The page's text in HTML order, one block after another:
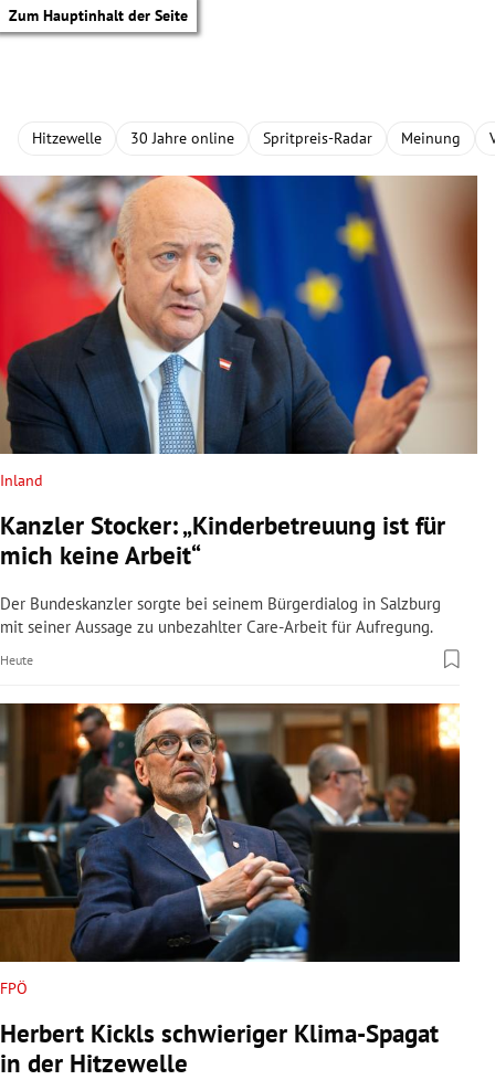
Zum Hauptinhalt der Seite
Untermenü
Untermenü
Untermenü
Untermenü
Untermenü
Untermenü
Untermenü
Untermenü
Hitzewelle 30 Jahre online Spritpreis-Radar Meinung
Inland
Kanzler Stocker: „Kinderbetreuung ist für
mich keine Arbeit“
Der Bundeskanzler sorgte bei seinem Bürgerdialog in Salzburg
mit seiner Aussage zu unbezahlter Care-Arbeit für Aufregung.
Heute
FPÖ
Herbert Kickls schwieriger Klima-Spagat
in der Hitzewelle